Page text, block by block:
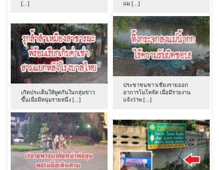
[…]
แม […]
เกิดประเด็นให้พูดกันในกลุ่มข่าว
ขึ้นเมื่อมีหนุ่มรายหนึ่ง […]
ประชาชนชาวเชียงรายออก
อาการโมโหจัด เมื่อมีรายงาน
แจ้งว่าพ […]